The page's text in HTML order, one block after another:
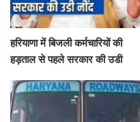
हरियाणा में बिजली कर्मचारियों की
हड़ताल से पहले सरकार की उडी